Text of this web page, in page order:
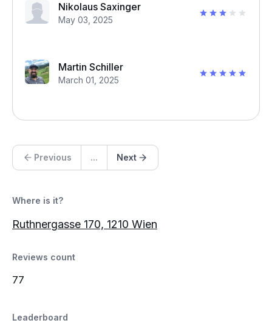
Nikolaus Saxinger
May 03, 2025
Martin Schiller
March 01, 2025
Previous ... Next
Where is it?
Ruthnergasse 170, 1210 Wien
Reviews count
77
Leaderboard